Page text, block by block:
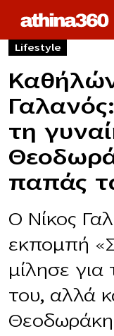
Lifestyle
τη
παπάς
Ο Νίκος
εκπομπή
μίλησε
του, αλλά